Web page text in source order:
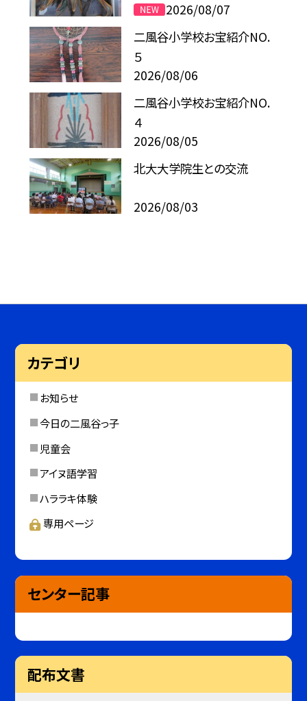
2026/08/07
二風谷小学校お宝紹介NO.
５
2026/08/06
二風谷小学校お宝紹介NO.
４
2026/08/05
北大大学院生との交流
2026/08/03
カテゴリ
お知らせ
今日の二風谷っ子
児童会
アイヌ語学習
ハララキ体験
専用ページ
センター記事
配布文書